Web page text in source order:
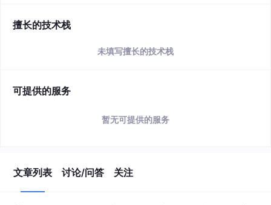
擅长的技术栈
未填写擅长的技术栈
可提供的服务
暂无可提供的服务
文章列表 讨论/问答 关注